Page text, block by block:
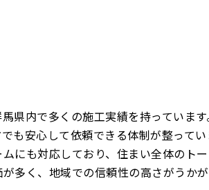
県内で多くの施工実績を持っていま
も安心して依頼できる体制が整ってい
にも対応しており、住まい全体のトー
多く、地域での信頼性の高さがうかが